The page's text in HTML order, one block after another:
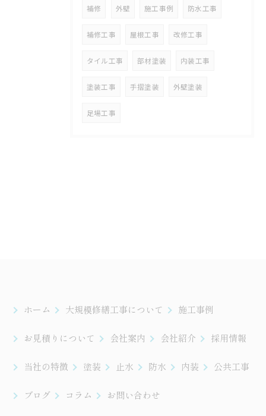
補修 外壁 施工事例 防水工事
補修工事 屋根工事 改修工事
タイル工事 部材塗装 内装工事
塗装工事 手摺塗装 外壁塗装
足場工事
ホーム 大規模修繕工事について 施工事例
お見積りについて 会社案内 会社紹介 採用情報
当社の特徴 塗装 止水 防水 内装 公共工事
ブログ コラム お問い合わせ